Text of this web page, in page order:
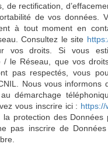
de rectification,
de vos données.
à tout moment en
Consultez le site
vos droits. Si vous
/ le Réseau, que vos
pas respectés, vous
Nous vous informons
démarchage
vous inscrire ici : https://
protection des Données
pas inscrire de